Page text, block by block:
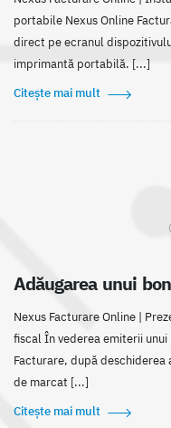
portabile Nexus Online
direct pe ecranul
imprimantă portabilă. [...]
Citește mai mult
Adăugarea unui
Nexus Facturare Online |
fiscal În vederea emiterii
Facturare, după
de marcat [...]
Citește mai mult